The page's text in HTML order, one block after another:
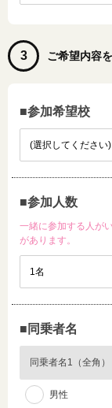
3 ご希望内容
■参加希望校
■参加人数
一緒に参加する人が
があります。
■同乗者名
男性